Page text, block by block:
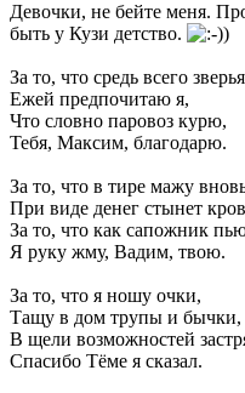
Девочки, не бейте меня.
быть у Кузи детство.
За то, что средь всего зверья
Ежей предпочитаю я,
Что словно паровоз курю,
Тебя, Максим, благодарю.
За то, что в тире мажу
При виде денег стынет
За то, что как сапожник
Я руку жму, Вадим, твою.
За то, что я ношу очки,
Тащу в дом трупы и бычки,
В щели возможностей
Спасибо Тёме я сказал.